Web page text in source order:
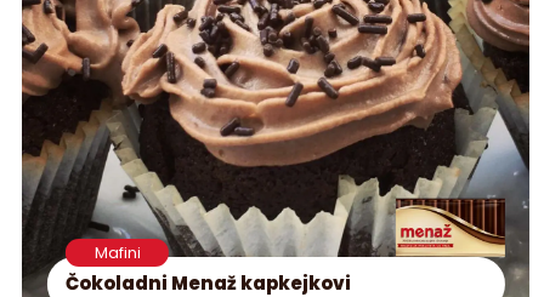
Čokoladni Menaž kapkejkovi
Mafini